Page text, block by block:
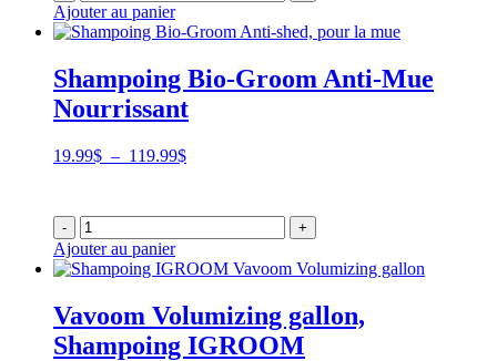
Ajouter au panier
Shampoing Bio-Groom Anti-Mue
Nourrissant
19.99$ – 119.99$Plage
19.99$
à
- +
Ajouter au panier
Vavoom Volumizing gallon,
Shampoing IGROOM